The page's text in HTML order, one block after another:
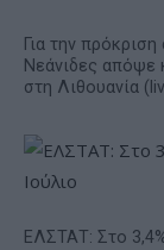
Για την πρόκριση
Νεάνιδες απόψε
στη Λιθουανία
ΕΛΣΤΑΤ: Στο